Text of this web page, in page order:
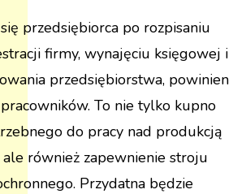
przedsiębiorca po rozpisaniu
firmy, wynajęciu księgowej i
przedsiębiorstwa, powinien
To nie tylko kupno
do pracy nad produkcją
ale również zapewnienie stroju
Przydatna będzie